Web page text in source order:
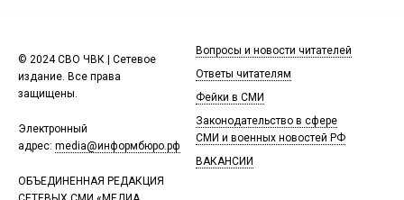
© 2024 СВО ЧВК | Сетевое
издание. Все права
защищены.
Электронный
адрес: media@информбюро.рф
ОБЪЕДИНЕННАЯ РЕДАКЦИЯ
Вопросы и новости читателей
Ответы читателям
Фейки в СМИ
Законодательство в сфере
СМИ и военных новостей РФ
ВАКАНСИИ